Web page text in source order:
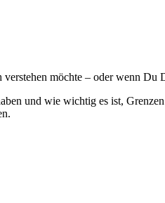
möchte – oder wenn Du
und wie wichtig es ist,